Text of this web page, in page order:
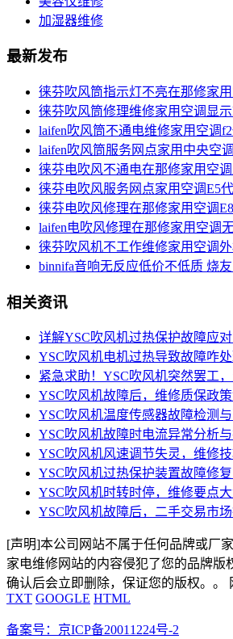
加湿器维修
最新发布
徕芬吹风筒指示灯不亮在那修家
徕芬吹风筒修理维修家用空调显
laifen吹风筒不通电维修家用空调
laifen吹风筒服务网点家用中央空
徕芬电吹风不通电在那修家用空
徕芬电吹风服务网点家用空调E5
徕芬电吹风修理在那修家用空调
laifen电吹风修理在那修家用空调
徕芬吹风机不工作维修家用空调
binnifa音响无反应低价不低质 烧
相关资讯
详解YSC吹风机过热保护故障应
YSC吹风机电机过热导致故障咋处
紧急求助！YSC吹风机突然罢工，
YSC吹风机故障后，维修质保政
YSC吹风机温度传感器故障检测
YSC吹风机故障时电流异常分析
YSC吹风机风速调节失灵，维修
YSC吹风机过热保护装置故障修
YSC吹风机时转时停，维修要点
YSC吹风机故障后，二手交易市
[声明]本公司网站不属于任何品牌或厂
家电维修网站的内容侵犯了您的品牌版
确认后会立即删除，保证您的版权。。
TXT GOOGLE HTML
备案号：京ICP备20011224号-2